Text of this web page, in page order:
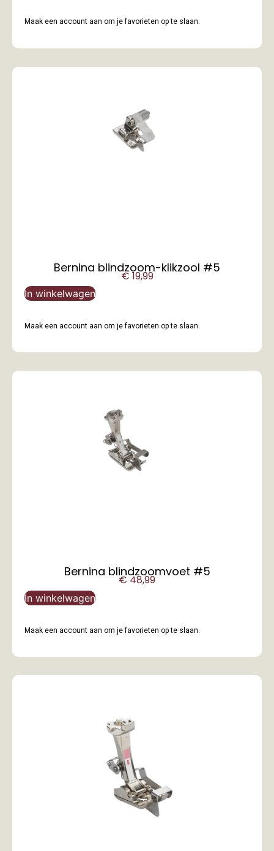
Maak een account aan om je favorieten op te slaan.
Bernina blindzoom-klikzool #5
€19,99
In winkelwagen
Maak een account aan om je favorieten op te slaan.
Bernina blindzoomvoet #5
€48,99
In winkelwagen
Maak een account aan om je favorieten op te slaan.